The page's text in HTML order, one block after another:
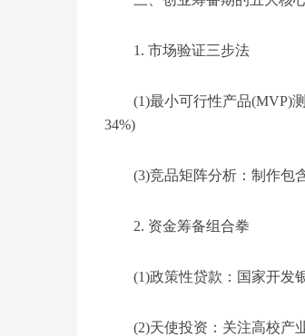
1. 市场验证三步法
(1)最小可行性产品(MVP)
34%)
(3)竞品矩阵分析：制作包
2. 资金筹备组合拳
(1)政策性贷款：国家开发
(2)天使投资：关注高校产